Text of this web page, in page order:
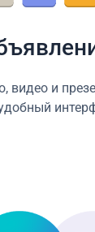
видео и